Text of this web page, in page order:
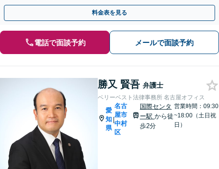
料金表を見る
電話で面談予約 メールで面談予約
勝又 賢吾 弁護士
ベリーベスト法律事務所 名古屋オフィス
愛
知
県
|
名古
屋市
中村
区
国際センタ
ー駅から徒
歩2分
営業時間：09:30
~18:00（土日祝
日）